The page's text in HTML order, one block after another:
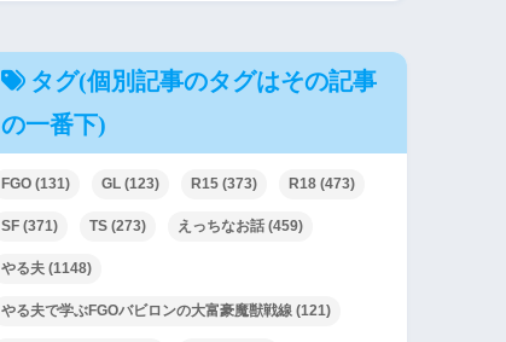
タグ(個別記事のタグはその記事
の一番下)
FGO (131) GL (123) R15 (373) R18 (473)
SF (371) TS (273) えっちなお話 (459)
やる夫 (1148)
やる夫で学ぶFGOバビロンの大富豪魔獣戦線 (121)